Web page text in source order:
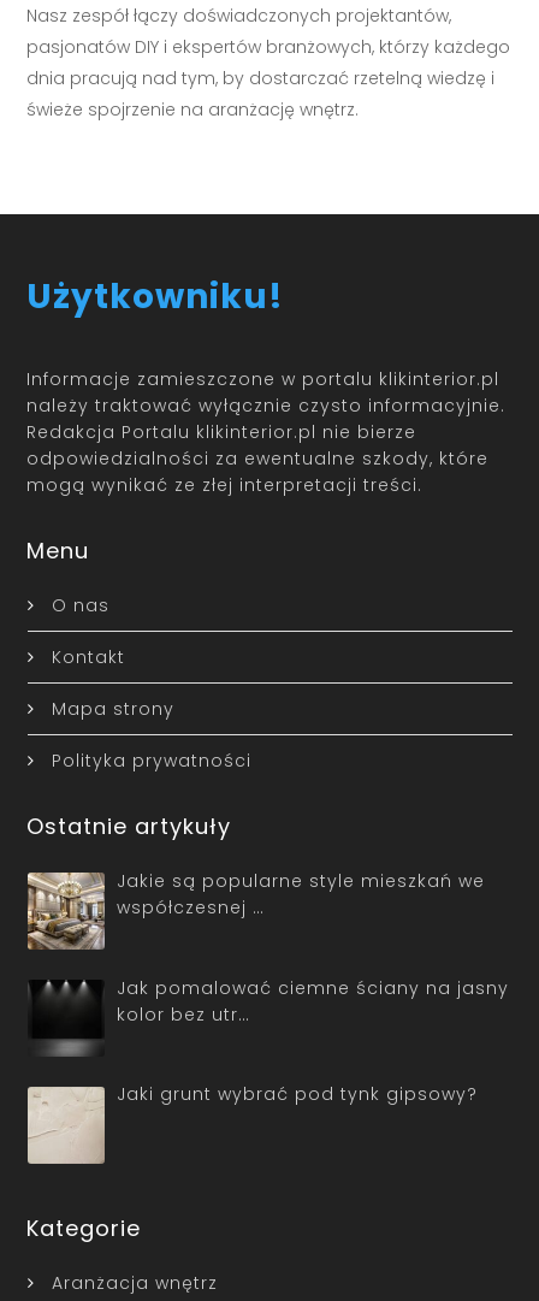
Nasz zespół łączy doświadczonych projektantów,
pasjonatów DIY i ekspertów branżowych, którzy każdego
dnia pracują nad tym, by dostarczać rzetelną wiedzę i
świeże spojrzenie na aranżację wnętrz.
Użytkowniku!
Informacje zamieszczone w portalu klikinterior.pl
należy traktować wyłącznie czysto informacyjnie.
Redakcja Portalu klikinterior.pl nie bierze
odpowiedzialności za ewentualne szkody, które
mogą wynikać ze złej interpretacji treści.
Menu
O nas
Kontakt
Mapa strony
Polityka prywatności
Ostatnie artykuły
Jakie są popularne style mieszkań we
współczesnej …
Jak pomalować ciemne ściany na jasny
kolor bez utr…
Jaki grunt wybrać pod tynk gipsowy?
Kategorie
Aranżacja wnętrz